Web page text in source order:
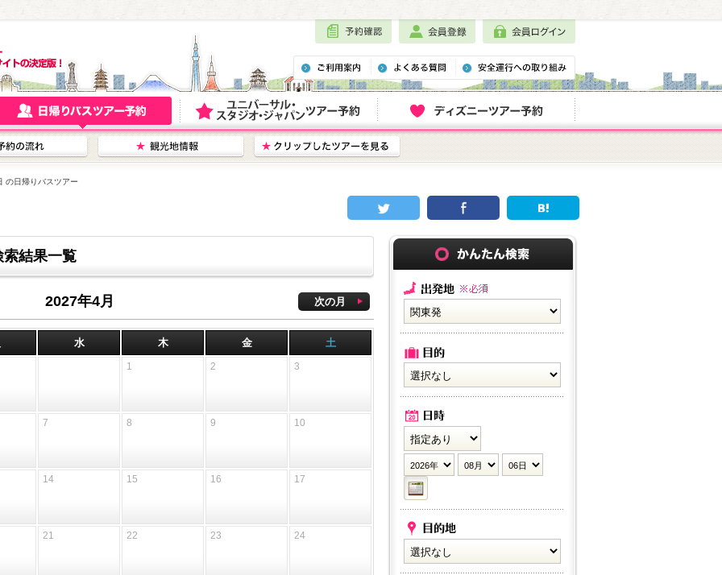
の日帰りバスツアー
結果一覧
次の月
2027年4月
水 木 金 土
1 2 3
7 8 9 10
14 15 16 17
21 22 23 24